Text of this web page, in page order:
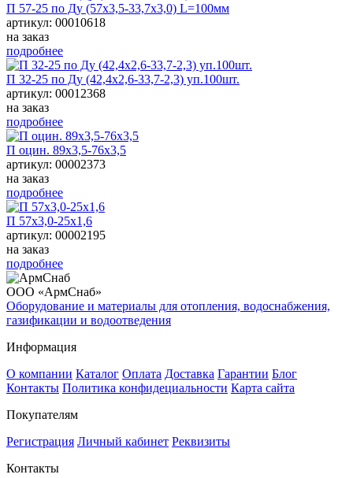
П 57-25 по Ду (57х3,5-33,7х3,0) L=100мм
артикул: 00010618
на заказ
подробнее
П 32-25 по Ду (42,4х2,6-33,7-2,3) уп.100шт.
артикул: 00012368
на заказ
подробнее
П оцин. 89х3,5-76х3,5
артикул: 00002373
на заказ
подробнее
П 57х3,0-25х1,6
артикул: 00002195
на заказ
подробнее
ООО «АрмСнаб»
Оборудование и материалы для отопления, водоснабжения,
газификации и водоотведения
Информация
О компании Каталог Оплата Доставка Гарантии Блог
Контакты Политика конфидециальности Карта сайта
Покупателям
Регистрация Личный кабинет Реквизиты
Контакты